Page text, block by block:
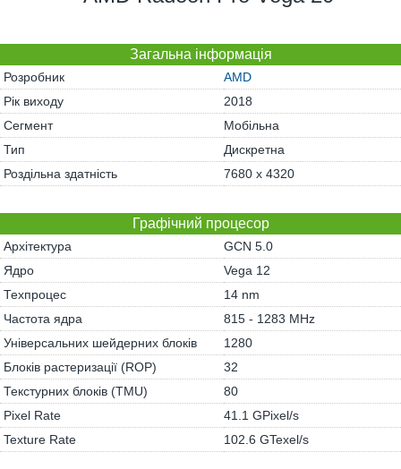
Загальна інформація
Розробник
AMD
Рік виходу
2018
Сегмент
Мобільна
Тип
Дискретна
Роздільна здатність
7680 x 4320
Графічний процесор
Архітектура
GCN 5.0
Ядро
Vega 12
Техпроцес
14 nm
Частота ядра
815 - 1283 MHz
Універсальних шейдерних блоків
1280
Блоків растеризації (ROP)
32
Текстурних блоків (TMU)
80
Pixel Rate
41.1 GPixel/s
Texture Rate
102.6 GTexel/s